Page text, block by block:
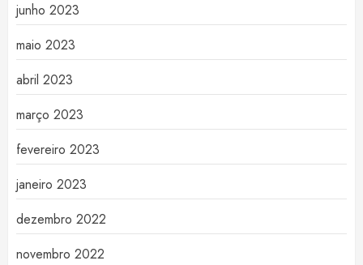
junho 2023
maio 2023
abril 2023
março 2023
fevereiro 2023
janeiro 2023
dezembro 2022
novembro 2022